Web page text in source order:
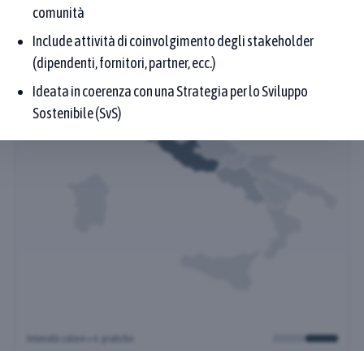
comunità
Include attività di coinvolgimento degli stakeholder
(dipendenti, fornitori, partner, ecc.)
Ideata in coerenza con una Strategia per lo Sviluppo
Sostenibile (SvS)